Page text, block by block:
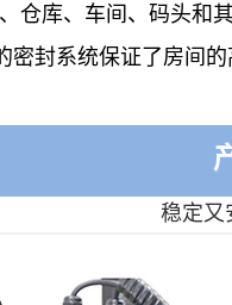
仓库、车间、码头和
封系统保证了房间的
稳定又